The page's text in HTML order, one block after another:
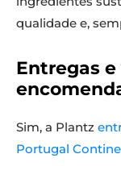
qualidade e,
Entregas
Sim, a Plantz
Portugal